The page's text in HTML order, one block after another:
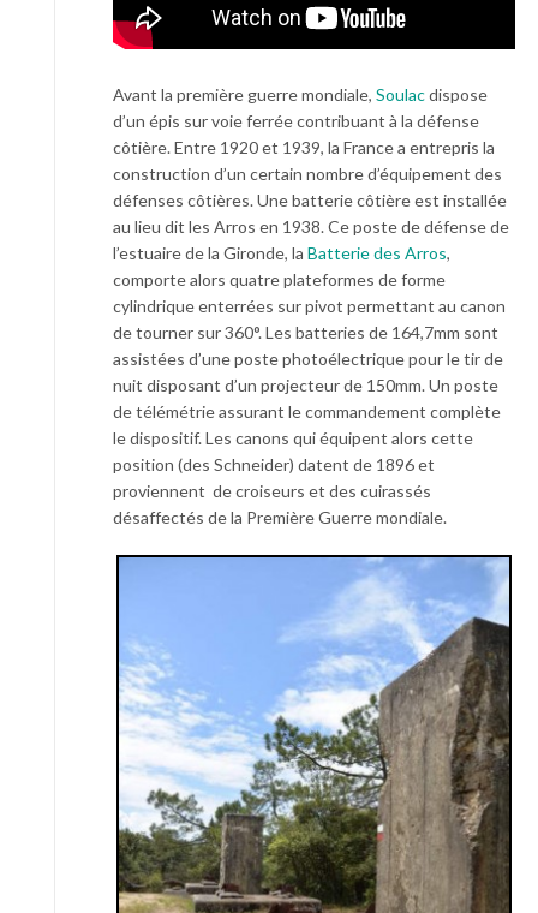
Avant la première guerre mondiale, Soulacdispose
d’un épis sur voie ferrée contribuant à la défense
côtière. Entre 1920 et 1939, la France a entrepris la
construction d’un certain nombre d’équipement des
défenses côtières. Une batterie côtière est installée
au lieu dit les Arros en 1938. Ce poste de défense de
l’estuaire de la Gironde, la Batterie des Arros,
comporte alors quatre plateformes de forme
cylindrique enterrées sur pivot permettant au canon
de tourner sur 360°. Les batteries de 164,7mm sont
assistées d’une poste photoélectrique pour le tir de
nuit disposant d’un projecteur de 150mm. Un poste
de télémétrie assurant le commandement complète
le dispositif. Les canons qui équipent alors cette
position (des Schneider) datent de 1896 et
proviennent de croiseurs et des cuirassés
désaffectés de la Première Guerre mondiale.